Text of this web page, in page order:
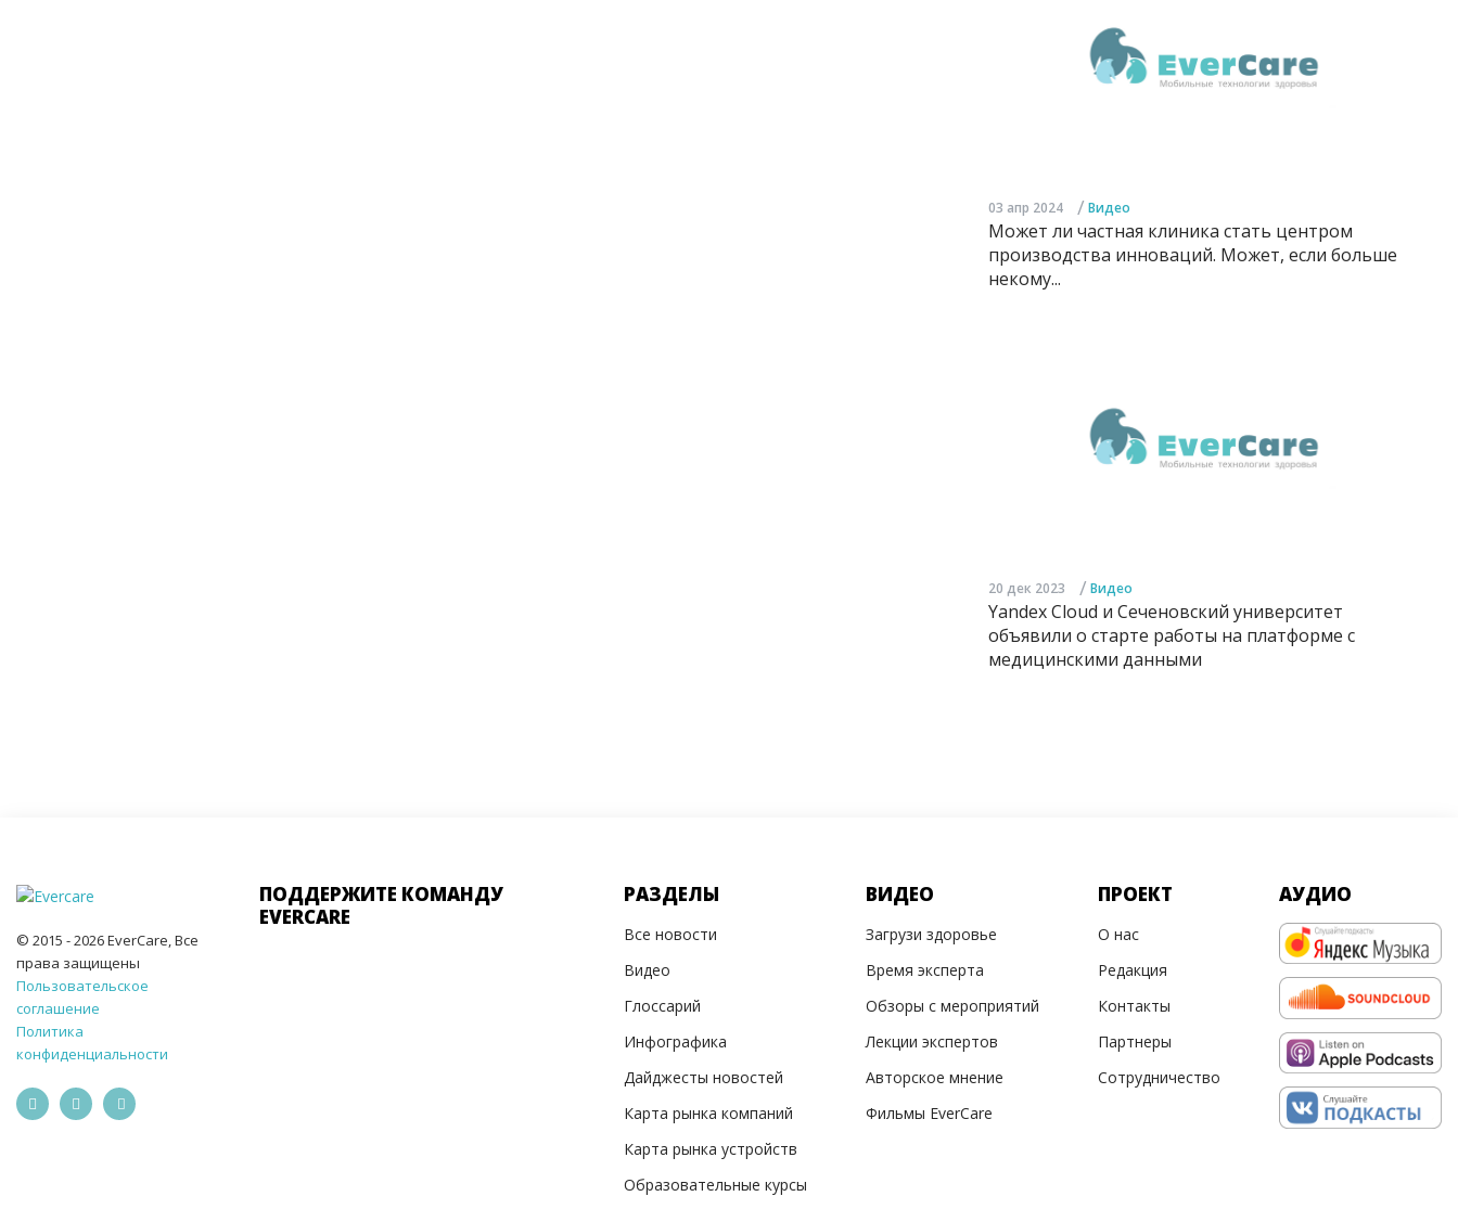
03 апр 2024 / Видео
Может ли частная клиника стать центром
производства инноваций. Может, если больше
некому...
20 дек 2023 / Видео
Yandex Cloud и Сеченовский университет
объявили о старте работы на платформе с
медицинскими данными
© 2015 - 2026 EverCare, Все
права защищены
Пользовательское
соглашение
Политика
конфиденциальности
ПОДДЕРЖИТЕ КОМАНДУ
EVERCARE
РАЗДЕЛЫ
Все новости
Видео
Глоссарий
Инфографика
Дайджесты новостей
Карта рынка компаний
Карта рынка устройств
Образовательные курсы
ВИДЕО
Загрузи здоровье
Время эксперта
Обзоры с мероприятий
Лекции экспертов
Авторское мнение
Фильмы EverCare
ПРОЕКТ
О нас
Редакция
Контакты
Партнеры
Сотрудничество
АУДИО